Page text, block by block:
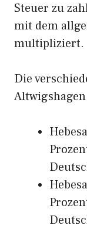
Steuer zu
mit dem
multipliziert.
Die